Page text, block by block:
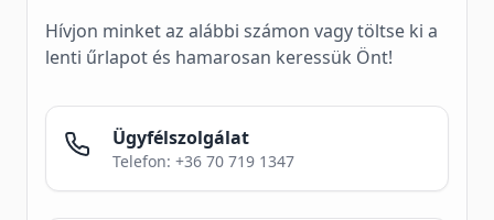
Hívjon minket az alábbi számon vagy töltse ki a
lenti űrlapot és hamarosan keressük Önt!
Ügyfélszolgálat
Telefon: +36 70 719 1347